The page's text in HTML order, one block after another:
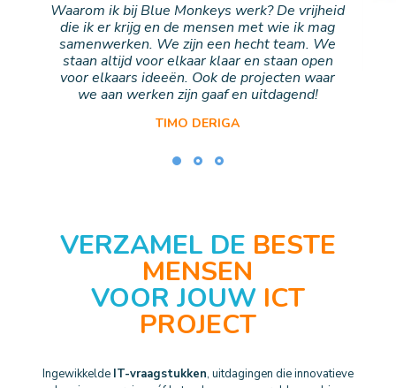
Waarom ik bij Blue Monkeys werk? De vrijheid
die ik er krijg en de mensen met wie ik mag
samenwerken. We zijn een hecht team. We
staan altijd voor elkaar klaar en staan open
voor elkaars ideeën. Ook de projecten waar
we aan werken zijn gaaf en uitdagend!
TIMO DERIGA
VERZAMEL DE BESTE
MENSEN
VOOR JOUW ICT
PROJECT
Ingewikkelde IT-vraagstukken, uitdagingen die innovatieve